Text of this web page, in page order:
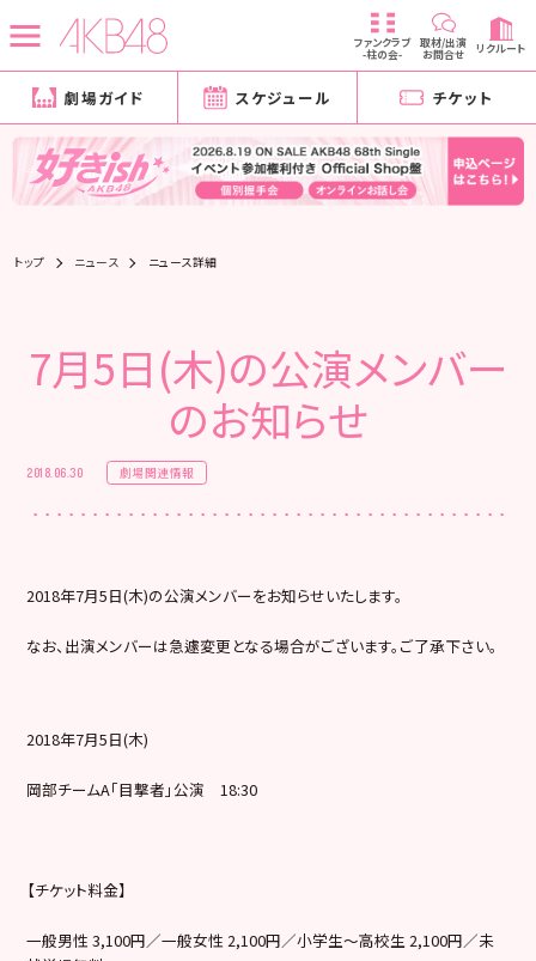
ファンクラブ
-柱の会-
取材/出演
お問合せ リクルート
劇場ガイド スケジュール チケット
トップ ニュース ニュース詳細
7月5日(木)の公演メンバー
のお知らせ
2018.06.30 劇場関連情報
2018年7月5日(木)の公演メンバーをお知らせいたします。
なお、出演メンバーは急遽変更となる場合がございます。ご了承下さい。
2018年7月5日(木)
岡部チームA「目撃者」公演 18:30
【チケット料金】
一般男性 3,100円／一般女性 2,100円／小学生～高校生 2,100円／未